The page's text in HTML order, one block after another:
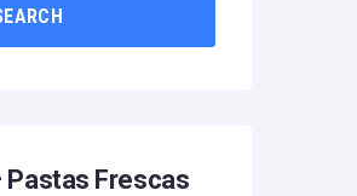
Pastas Frescas